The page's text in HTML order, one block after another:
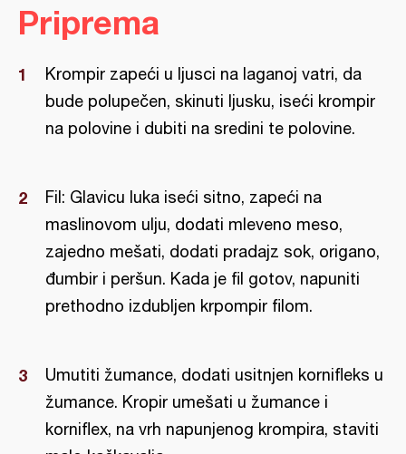
Priprema
Krompir zapeći u ljusci na laganoj vatri, da
bude polupečen, skinuti ljusku, iseći krompir
na polovine i dubiti na sredini te polovine.
Fil: Glavicu luka iseći sitno, zapeći na
maslinovom ulju, dodati mleveno meso,
zajedno mešati, dodati pradajz sok, origano,
đumbir i peršun. Kada je fil gotov, napuniti
prethodno izdubljen krpompir filom.
Umutiti žumance, dodati usitnjen kornifleks u
žumance. Kropir umešati u žumance i
korniflex, na vrh napunjenog krompira, staviti